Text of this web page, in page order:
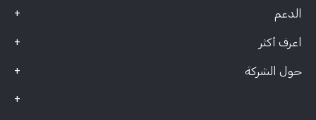
الدعم +
اعرف أكثر +
حول الشركة +
+